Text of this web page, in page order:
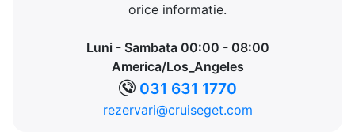
orice informatie.
Luni - Sambata 00:00 - 08:00
America/Los_Angeles
031 631 1770
rezervari@cruiseget.com